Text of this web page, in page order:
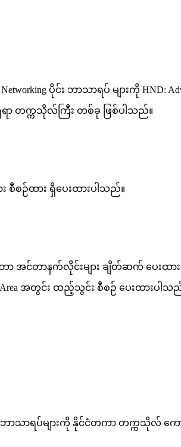
ပိုင်း ဘာသာရပ် များကို HND:
ျှက်ရှိရာ တက္ကသိုလ်ကြီး တစ်ခု ဖြစ်ပါသည်။
စီစဉ်ထား ရှိပေးထားပါသည်။
ာ အင်တာနက်လိုင်းများ ချိတ်ဆက် ပေးထားခြင်
Area အတွင်း ထည့်သွင်း စီစဉ် ပေးထားပါသ
ာသာရပ်များကို နိုင်ငံတကာ တက္ကသိုလ် ကော